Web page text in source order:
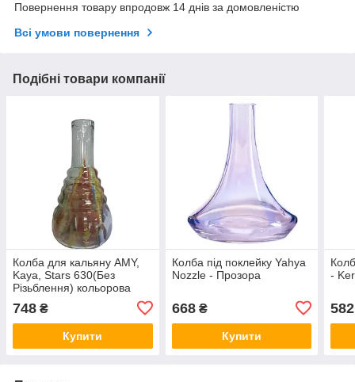
Повернення товару впродовж 14 днів за домовленістю
Всі умови повернення
Подібні товари компанії
Колба для кальяну AMY,
Kaya, Stars 630(Без
Різьблення) кольорова
748 ₴
Купити
Колба під поклейку Yahya
Nozzle - Прозора
668₴
Купити
-
582